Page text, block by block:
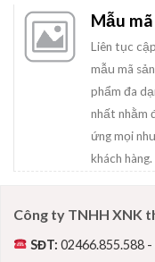
Mẫu mã
Liên tục
mẫu mã sản
phẩm đa
nhất nhằm
ứng mọi
khách hàng.
Công ty TNHH XNK
SĐT: 02466.855.588